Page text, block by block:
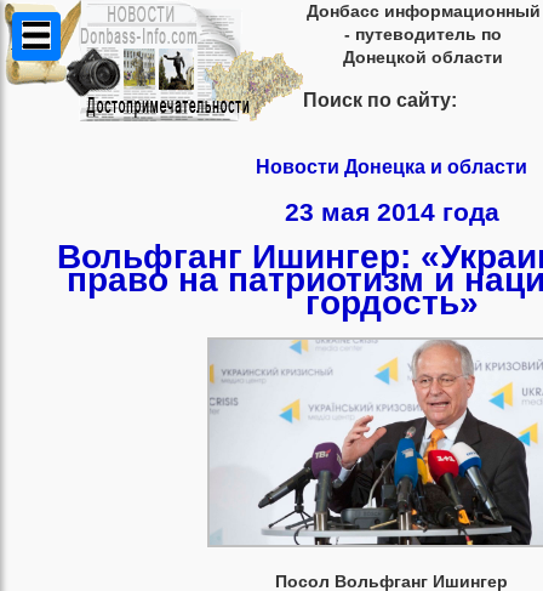
Донбасс информационный
- путеводитель по
Донецкой области
Поиск по сайту:
Новости Донецка и области
23 мая 2014 года
Вольфганг Ишингер:
право на патриотизм и
гордость»
Посол Вольфганг Ишингер